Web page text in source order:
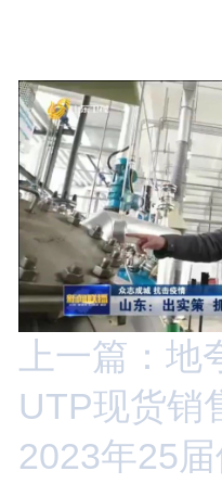
上一篇：
UTP现货销
2023年25